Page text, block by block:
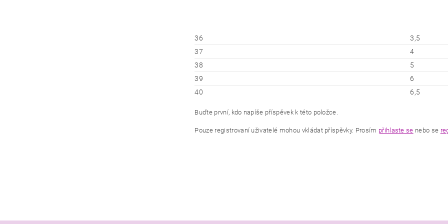
36
3,5
37
4
38
5
39
6
40
6,5
Buďte první, kdo napíše příspěvek k této položce.
Pouze registrovaní uživatelé mohou vkládat příspěvky. Prosím přihlaste se nebo se